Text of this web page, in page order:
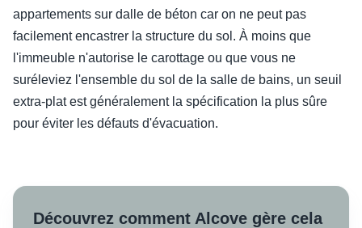
appartements sur dalle de béton car on ne peut pas
facilement encastrer la structure du sol. À moins que
l'immeuble n'autorise le carottage ou que vous ne
suréleviez l'ensemble du sol de la salle de bains, un seuil
extra-plat est généralement la spécification la plus sûre
pour éviter les défauts d'évacuation.
Découvrez comment Alcove gère cela